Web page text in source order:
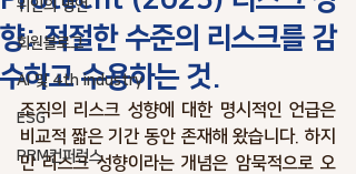
위인의 명언
회원블로그
AI 및 4th industry
ESG
PRM컨퍼런스
향: 적절한 수준의 리스크를 감
수하고 수용하는 것.
조직의 리스크 성향에 대한 명시적인 언급은
비교적 짧은 기간 동안 존재해 왔습니다. 하지
만 리스크 성향이라는 개념은 암묵적으로 오